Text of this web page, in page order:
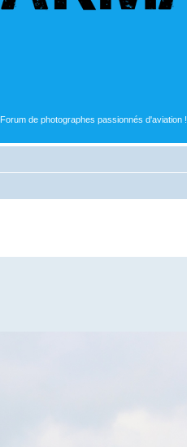
Forum de photographes passionnés d'aviation !